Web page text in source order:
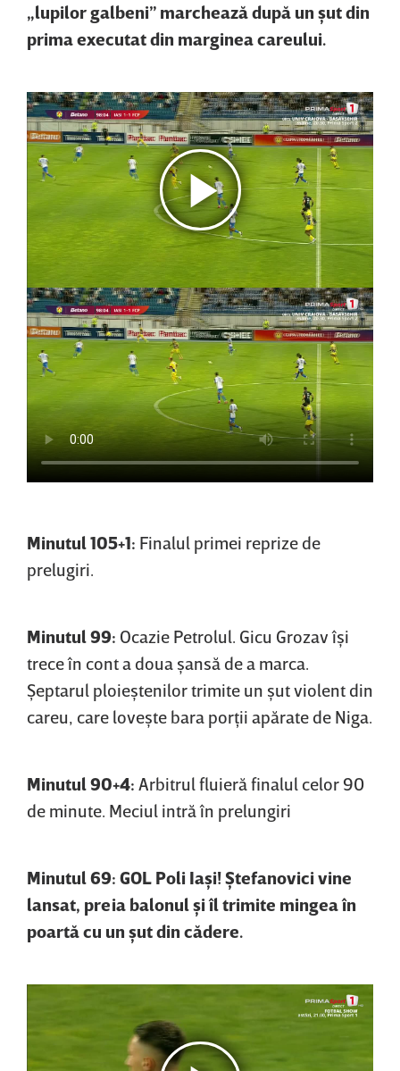
„lupilor galbeni” marchează după un şut din
prima executat din marginea careului.
Minutul 105+1: Finalul primei reprize de
prelugiri.
Minutul 99: Ocazie Petrolul. Gicu Grozav îşi
trece în cont a doua şansă de a marca.
Şeptarul ploieştenilor trimite un şut violent din
careu, care loveşte bara porţii apărate de Niga.
Minutul 90+4: Arbitrul fluieră finalul celor 90
de minute. Meciul intră în prelungiri
Minutul 69: GOL Poli Iaşi! Ştefanovici vine
lansat, preia balonul şi îl trimite mingea în
poartă cu un şut din cădere.